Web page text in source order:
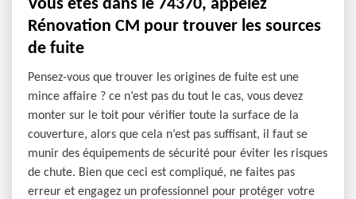
Vous êtes dans le 74370, appelez
Rénovation CM pour trouver les sources
de fuite
Pensez-vous que trouver les origines de fuite est une
mince affaire ? ce n’est pas du tout le cas, vous devez
monter sur le toit pour vérifier toute la surface de la
couverture, alors que cela n’est pas suffisant, il faut se
munir des équipements de sécurité pour éviter les risques
de chute. Bien que ceci est compliqué, ne faites pas
erreur et engagez un professionnel pour protéger votre